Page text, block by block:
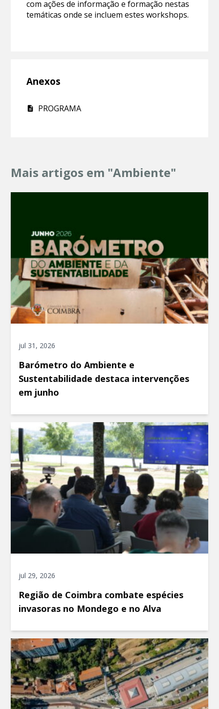
com ações de informação e formação nestas
temáticas onde se incluem estes workshops.
Anexos
PROGRAMA
Mais artigos em "Ambiente"
jul 31, 2026
Barómetro do Ambiente e
Sustentabilidade destaca intervenções
em junho
jul 29, 2026
Região de Coimbra combate espécies
invasoras no Mondego e no Alva